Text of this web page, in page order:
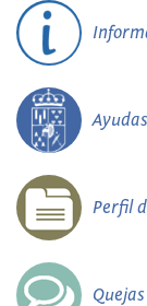
Perfil